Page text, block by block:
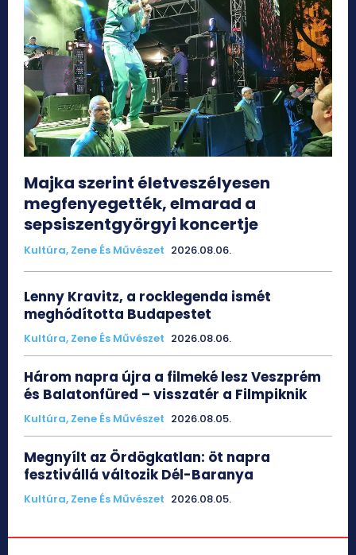
Majka szerint életveszélyesen
megfenyegették, elmarad a
sepsiszentgyörgyi koncertje
Kultúra, Zene És Művészet 2026.08.06.
Lenny Kravitz, a rocklegenda ismét
meghódította Budapestet
Kultúra, Zene És Művészet 2026.08.06.
Három napra újra a filmeké lesz Veszprém
és Balatonfüred – visszatér a Filmpiknik
Kultúra, Zene És Művészet 2026.08.05.
Megnyílt az Ördögkatlan: öt napra
fesztivállá változik Dél-Baranya
Kultúra, Zene És Művészet 2026.08.05.